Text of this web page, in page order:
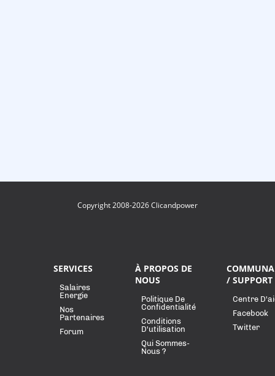
Copyright 2008-2026 Clicandpower
SERVICES
Salaires
Energie
Nos
Partenaires
Forum
À PROPOS DE
NOUS
Politique De
Confidentialité
Conditions
D'utilisation
Qui Sommes-
Nous ?
/ SUPPORT
Centre
Facebook
Twitter